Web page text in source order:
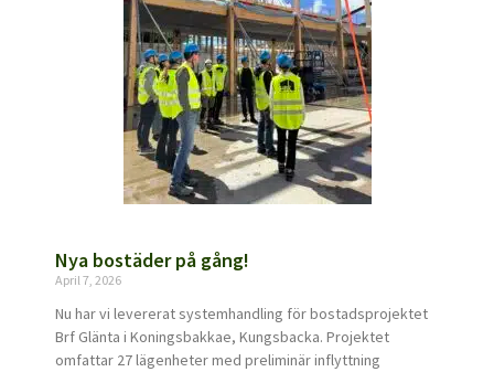
Nya bostäder på gång!
April 7, 2026
Nu har vi levererat systemhandling för bostadsprojektet
Brf Glänta i Koningsbakkae, Kungsbacka. Projektet
omfattar 27 lägenheter med preliminär inflyttning